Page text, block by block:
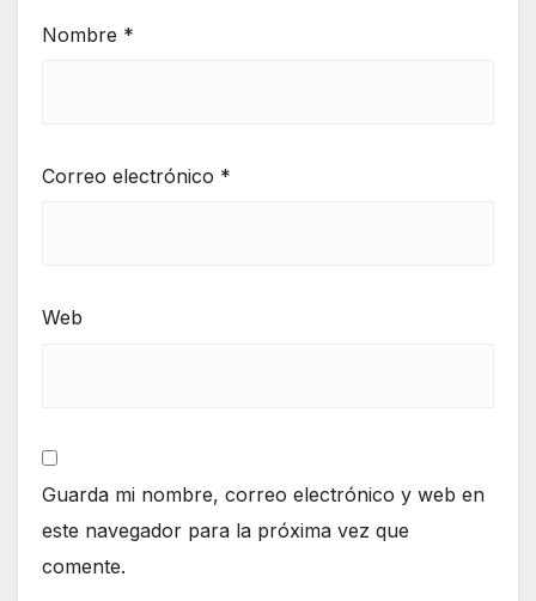
Nombre *
Correo electrónico *
Web
Guarda mi nombre, correo electrónico y web en
este navegador para la próxima vez que
comente.